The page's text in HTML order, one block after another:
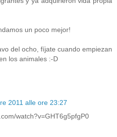
un poco mejor!
del ocho, fíjate cuando empiezan
los animales :-D
2011 alle ore 23:27
watch?v=GHT6g5pfgP0